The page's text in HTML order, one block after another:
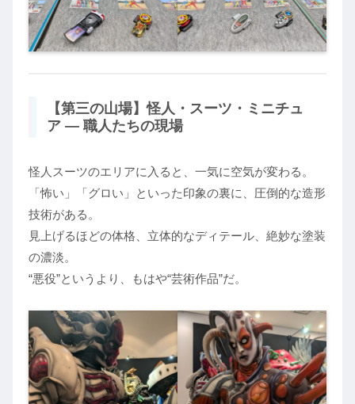
【第三の山場】怪人・スーツ・ミニチュ
ア ― 職人たちの現場
怪人スーツのエリアに入ると、一気に空気が変わる。
「怖い」「グロい」といった印象の裏に、圧倒的な造形
技術がある。
見上げるほどの体格、立体的なディテール、絶妙な塗装
の濃淡。
“悪役”というより、もはや“芸術作品”だ。